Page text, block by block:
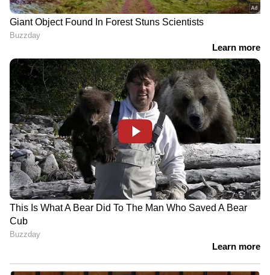
മാറ്റാനോ, കുട്ടിക്കുള്ള ആക്‌സസ് പൂര്‍ണ്ണമായി
റദ്ദാക്കാനോ സാധിക്കും.
ചെലവുകളുടെ കണക്ക്:കുട്ടികള്‍
എവിടെയൊക്കെ പണം ചെലവഴിച്ചു എന്നതിന്റെ
പൂര്‍ണ്ണമായ വിവരങ്ങള്‍ ആപ്പിലൂടെ
മാതാപിതാക്കള്‍ക്ക് കാണാന്‍ കഴിയും.
പണം കൃത്യമായി കൈകാര്യം ചെയ്യാന്‍
'സ്‌പെന്‍ഡ് സമ്മറി'
പേടിഎം പോക്കറ്റ് മണിയുടെ മറ്റൊരു
ആകര്‍ഷണം അത് 'പേടിഎം സ്‌പെന്‍ഡ്
സമ്മറി'യുമായി ബന്ധിപ്പിച്ചിരിക്കുന്നു